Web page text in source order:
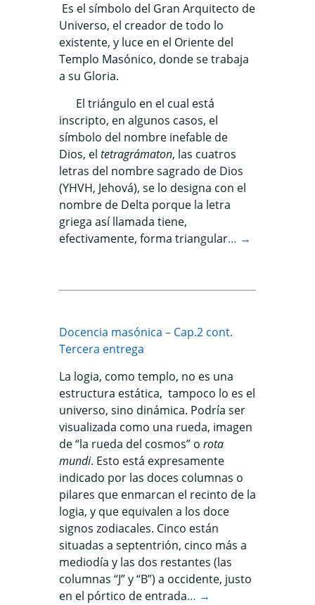
Es el símbolo del Gran Arquitecto de
Universo, el creador de todo lo
existente, y luce en el Oriente del
Templo Masónico, donde se trabaja
a su Gloria.
El triángulo en el cual está
inscripto, en algunos casos, el
símbolo del nombre inefable de
Dios, el tetragrámaton, las cuatros
letras del nombre sagrado de Dios
(YHVH, Jehová), se lo designa con el
nombre de Delta porque la letra
griega así llamada tiene,
efectivamente, forma triangular… →
Docencia masónica – Cap.2 cont.
Tercera entrega
La logia, como templo, no es una
estructura estática, tampoco lo es el
universo, sino dinámica. Podría ser
visualizada como una rueda, imagen
de “la rueda del cosmos” o rota
mundi. Esto está expresamente
indicado por las doces columnas o
pilares que enmarcan el recinto de la
logia, y que equivalen a los doce
signos zodiacales. Cinco están
situadas a septentrión, cinco más a
mediodía y las dos restantes (las
columnas “J” y “B”) a occidente, justo
en el pórtico de entrada… →